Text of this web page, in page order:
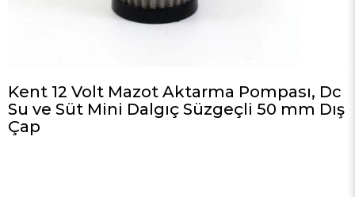
Kent 12 Volt Mazot Aktarma Pompası, Dc
Su ve Süt Mini Dalgıç Süzgeçli 50 mm Dış
Çap